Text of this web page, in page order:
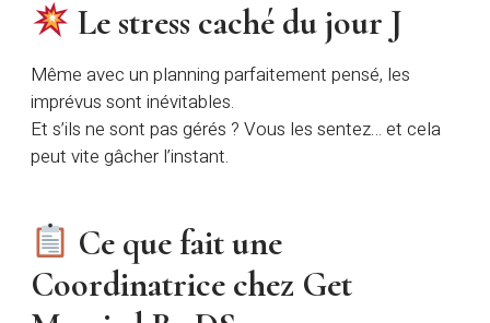
Le stress caché du jour J
Même avec un planning parfaitement pensé, les
imprévus sont inévitables.
Et s’ils ne sont pas gérés ? Vous les sentez… et cela
peut vite gâcher l’instant.
Ce que fait une
Coordinatrice chez Get